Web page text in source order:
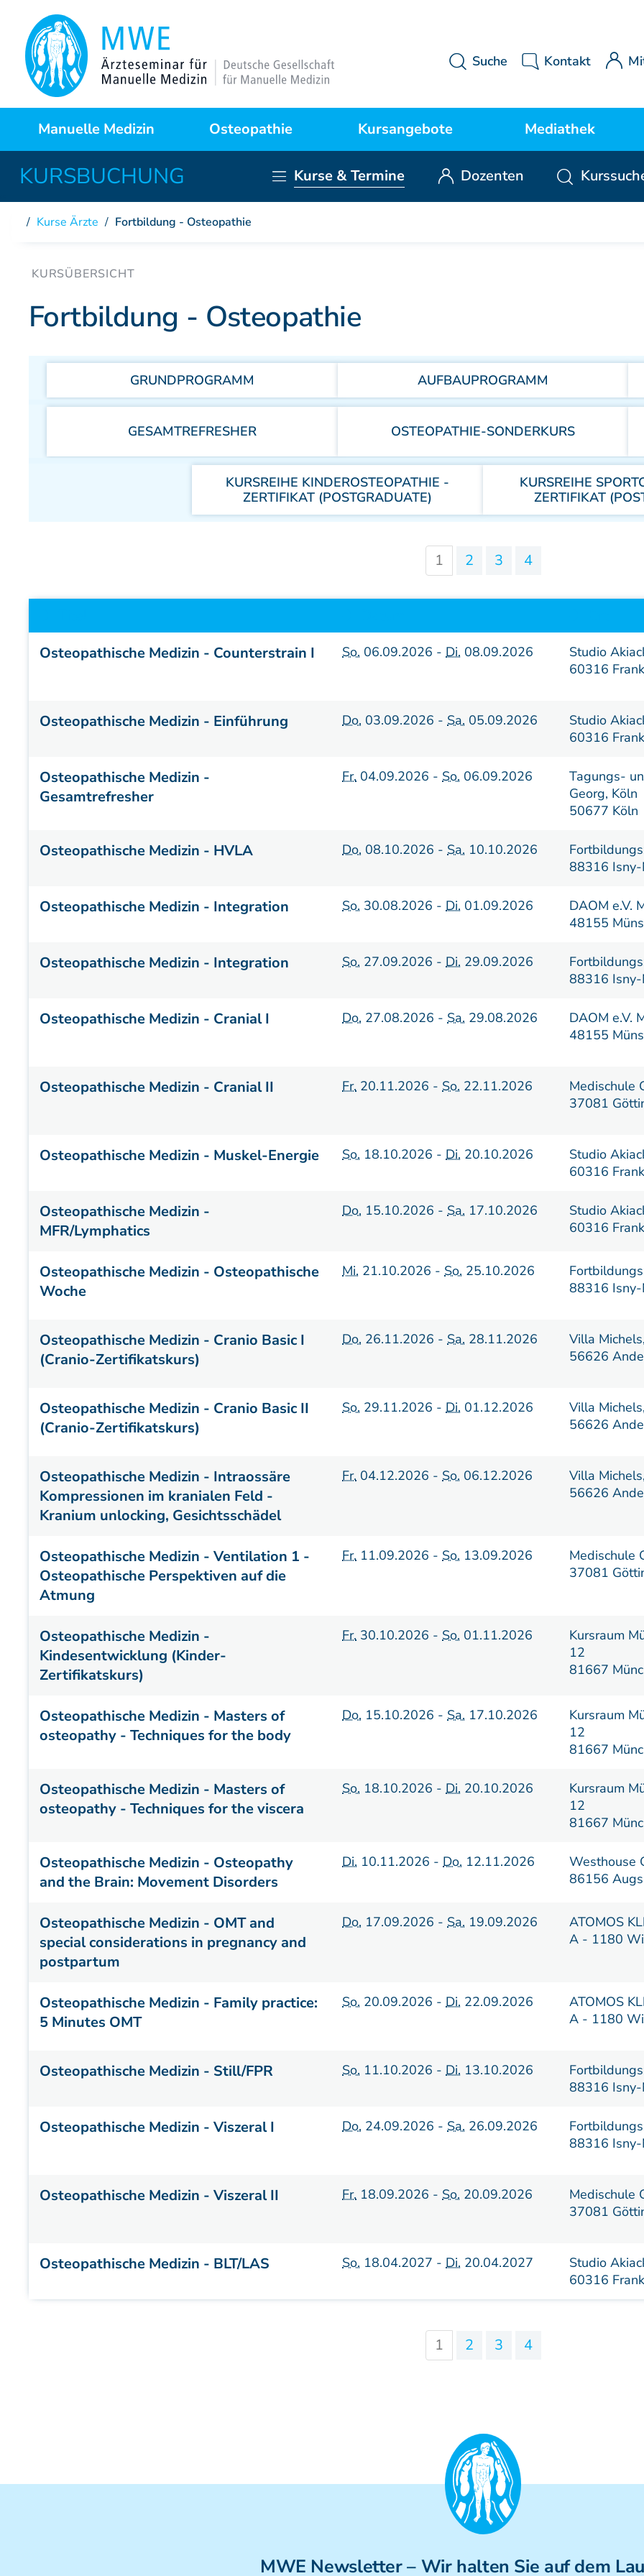
Suche Kontakt
Manuelle Medizin
Was ist das?
Patienteninformation
Osteopathie
Warum Osteopathie?
Kursangebote
Kurse Manuelle Medizin
Lehrstätten
Dozenten
Mediathek
MWE Aktuell
Kurse & Termine Dozenten
Kurse Ärzte / Fortbildung - Osteopathie
Fortbildung - Osteopathie
GRUNDPROGRAMM AUFBAUPROGRAMM
GESAMTREFRESHER OSTEOPATHIE-SONDERKURS
KURSREIHE KINDEROSTEOPATHIE -
ZERTIFIKAT (POSTGRADUATE)
KURSREIHE
ZERTIFIKAT
1 2 3 4
Osteopathische Medizin - Counterstrain I
So. 06.09.2026 -Di. 08.09.2026
Studio
60316
Osteopathische Medizin - Einführung Do. 03.09.2026 -Sa. 05.09.2026
Studio
60316
Osteopathische Medizin -
Gesamtrefresher
Fr. 04.09.2026 -So. 06.09.2026
Tagungs-
Georg, Köln
50677 Köln
Osteopathische Medizin - HVLA Do. 08.10.2026 -Sa. 10.10.2026
88316 Isny-
Osteopathische Medizin - Integration So. 30.08.2026 -Di. 01.09.2026
DAOM e.V.
48155
Osteopathische Medizin - Integration So. 27.09.2026 -Di. 29.09.2026
88316 Isny-
Osteopathische Medizin - Cranial I Do. 27.08.2026 -Sa. 29.08.2026
DAOM e.V.
48155
Osteopathische Medizin - Cranial II Fr. 20.11.2026 -So. 22.11.2026
Medischule
37081
Osteopathische Medizin - Muskel-Energie So. 18.10.2026 -Di. 20.10.2026
Studio
60316
Osteopathische Medizin -
MFR/Lymphatics
Do. 15.10.2026 -Sa. 17.10.2026
Studio
60316
Osteopathische Medizin - Osteopathische
Woche
Mi. 21.10.2026 -So. 25.10.2026
88316 Isny-
Osteopathische Medizin - Cranio Basic I
(Cranio-Zertifikatskurs)
Do. 26.11.2026 -Sa. 28.11.2026
Villa
56626
Osteopathische Medizin - Cranio Basic II
(Cranio-Zertifikatskurs)
So. 29.11.2026 -Di. 01.12.2026
Villa
56626
Osteopathische Medizin - Intraossäre
Kompressionen im kranialen Feld -
Kranium unlocking, Gesichtsschädel
Fr. 04.12.2026 -So. 06.12.2026
Villa
56626
Osteopathische Medizin - Ventilation 1 -
Osteopathische Perspektiven auf die
Atmung
Fr. 11.09.2026 -So. 13.09.2026
Medischule
37081
Osteopathische Medizin -
Kindesentwicklung (Kinder-
Zertifikatskurs)
Fr. 30.10.2026 -So. 01.11.2026
Kursraum
12
81667
Osteopathische Medizin - Masters of
osteopathy - Techniques for the body
Do. 15.10.2026 -Sa. 17.10.2026
Kursraum
12
81667
Osteopathische Medizin - Masters of
osteopathy - Techniques for the viscera
So. 18.10.2026 -Di. 20.10.2026
Kursraum
12
81667
Osteopathische Medizin - Osteopathy
and the Brain: Movement Disorders
Di. 10.11.2026 -Do. 12.11.2026
Westhouse
86156
Osteopathische Medizin - OMT and
special considerations in pregnancy and
postpartum
Do. 17.09.2026 -Sa. 19.09.2026
ATOMOS
A - 1180
Osteopathische Medizin - Family practice:
5 Minutes OMT
So. 20.09.2026 -Di. 22.09.2026
ATOMOS
A - 1180
Osteopathische Medizin - Still/FPR So. 11.10.2026 -Di. 13.10.2026
88316 Isny-
Osteopathische Medizin - Viszeral I Do. 24.09.2026 -Sa. 26.09.2026
88316 Isny-
Osteopathische Medizin - Viszeral II Fr. 18.09.2026 -So. 20.09.2026
Medischule
37081
Osteopathische Medizin - BLT/LAS So. 18.04.2027 -Di. 20.04.2027
Studio
60316
1 2 3 4
MWE Newsletter– Wir halten Sie auf dem